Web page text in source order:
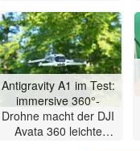
Antigravity A1 im Test:
immersive 360°-
Drohne macht der DJI
Avata 360 leichte